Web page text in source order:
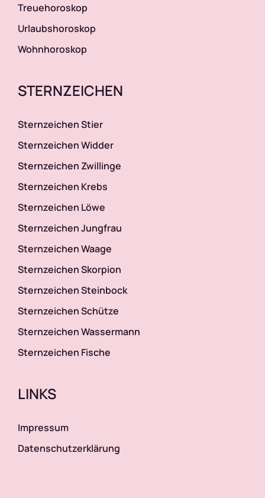
Treuehoroskop
Urlaubshoroskop
Wohnhoroskop
STERNZEICHEN
Sternzeichen Stier
Sternzeichen Widder
Sternzeichen Zwillinge
Sternzeichen Krebs
Sternzeichen Löwe
Sternzeichen Jungfrau
Sternzeichen Waage
Sternzeichen Skorpion
Sternzeichen Steinbock
Sternzeichen Schütze
Sternzeichen Wassermann
Sternzeichen Fische
LINKS
Impressum
Datenschutzerklärung